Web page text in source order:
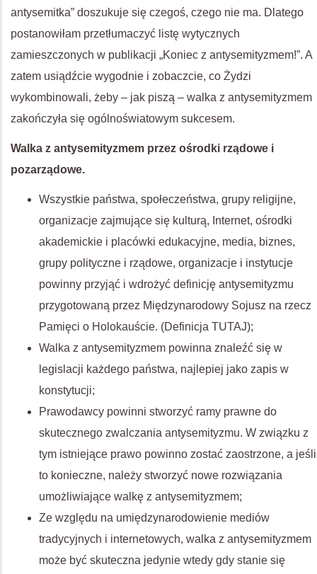
antysemitka” doszukuje się czegoś, czego nie ma. Dlatego
postanowiłam przetłumaczyć listę wytycznych
zamieszczonych w publikacji „Koniec z antysemityzmem!”. A
zatem usiądźcie wygodnie i zobaczcie, co Żydzi
wykombinowali, żeby – jak piszą – walka z antysemityzmem
zakończyła się ogólnoświatowym sukcesem.
Walka z antysemityzmem przez ośrodki rządowe i
pozarządowe.
Wszystkie państwa, społeczeństwa, grupy religijne,
organizacje zajmujące się kulturą, Internet, ośrodki
akademickie i placówki edukacyjne, media, biznes,
grupy polityczne i rządowe, organizacje i instytucje
powinny przyjąć i wdrożyć definicję antysemityzmu
przygotowaną przez Międzynarodowy Sojusz na rzecz
Pamięci o Holokauście. (Definicja TUTAJ);
Walka z antysemityzmem powinna znaleźć się w
legislacji każdego państwa, najlepiej jako zapis w
konstytucji;
Prawodawcy powinni stworzyć ramy prawne do
skutecznego zwalczania antysemityzmu. W związku z
tym istniejące prawo powinno zostać zaostrzone, a jeśli
to konieczne, należy stworzyć nowe rozwiązania
umożliwiające walkę z antysemityzmem;
Ze względu na umiędzynarodowienie mediów
tradycyjnych i internetowych, walka z antysemityzmem
może być skuteczna jedynie wtedy gdy stanie się